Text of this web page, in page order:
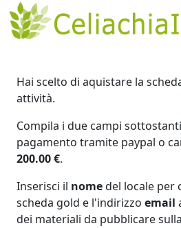
Hai scelto di aquistare la
attività.
Compila i due campi
pagamento tramite paypal o
200.00 €.
Inserisci il nomedel locale per
scheda gold e l'indirizzo email
dei materiali da pubblicare